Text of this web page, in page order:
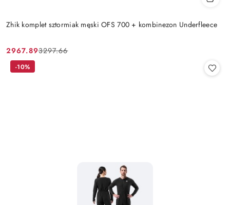
Zhik komplet sztormiak męski OFS 700 + kombinezon Underfleece
Cena
promocyjna:
2967.89
Cena
przed
3297.66
-10%